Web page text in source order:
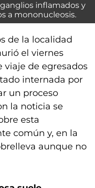
inflamados y
a mononucleosis.
de la localidad
el viernes
viaje de egresados
internada por
un proceso
la noticia se
esta
común y, en la
aunque no